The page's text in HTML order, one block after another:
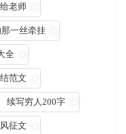
老师
一丝牵挂
全
范文
续写穷人200字
征文